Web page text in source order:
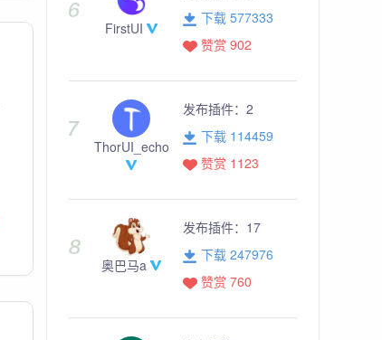
FirstUI
下载 577333
赞赏 902
ThorUI_echo
发布插件： 2
下载 114459
赞赏 1123
奥巴马a
发布插件： 17
下载 247976
赞赏 760